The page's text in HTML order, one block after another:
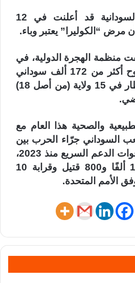
وكانت السلطات السودانية قد أعلنت في 12
“الكوليرا” يعتبر وباء.
الهجرة الدولية، في
وقت سابق، عن نزوح أكثر من 172 ألف سوداني
جراء السيول والأمطار في 15 ولاية (من أصل 18)
والصحية هذا العام مع
السوداني جرّاء الحرب بين
الجيش السوداني وقوات الدعم السريع منذ 2023،
أسفرت عن نحو 18 ألفًا و800 قتيل وقرابة 10
الأمم المتحدة.